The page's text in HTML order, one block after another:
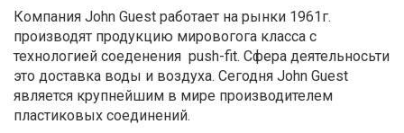
Компания John Guest работает на рынки 1961г.
производят продукцию мировогога класса с
технологией соеденения push-fit. Сфера деятельносьти
это доставка воды и воздуха. Сегодня John Guest
является крупнейшим в мире производителем
пластиковых соединений.